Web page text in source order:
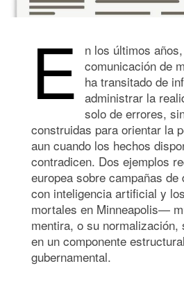
E
n los últimos
comunicación de
ha transitado de
administrar la
solo de errores,
construidas para orientar la
aun cuando los hechos
contradicen. Dos ejemplos
europea sobre campañas de
con inteligencia artificial y
mortales en Minneapolis—
mentira, o su
en un componente
gubernamental.